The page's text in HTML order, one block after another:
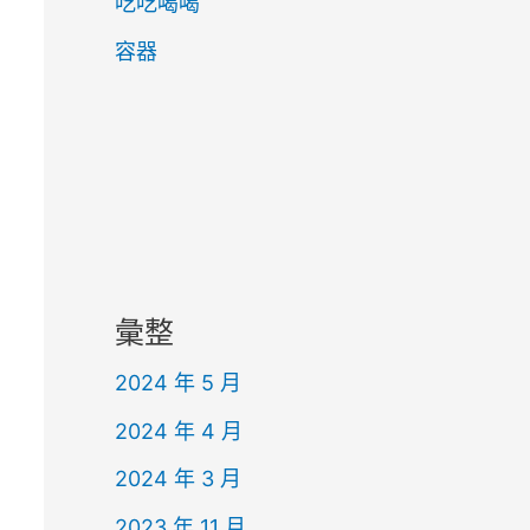
容器
彙整
2024 年 5 月
2024 年 4 月
2024 年 3 月